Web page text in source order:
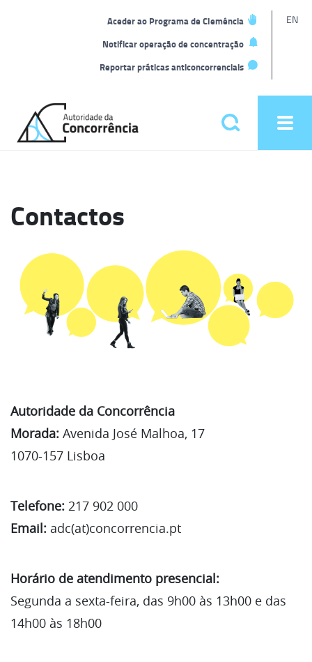
Aceder ao Programa de Clemência
Notificar operação de concentração
Reportar práticas anticoncorrenciais
EN
home
Pesquisar
Contactos
Autoridade da Concorrência
Morada: Avenida José Malhoa, 17
1070-157 Lisboa
Telefone: 217 902 000
Email: adc(at)concorrencia.pt
Horário de atendimento presencial:
Segunda a sexta-feira, das 9h00 às 13h00 e das
14h00 às 18h00